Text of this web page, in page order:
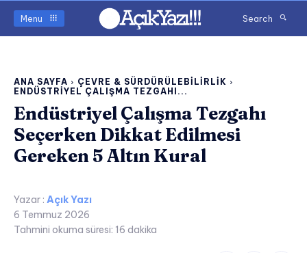
Menu Search
ANA SAYFA
ÇEVRE & SÜRDÜRÜLEBILIRLIK
ENDÜSTRIYEL ÇALIŞMA TEZGAHI...
Endüstriyel Çalışma Tezgahı
Seçerken Dikkat Edilmesi
Gereken 5 Altın Kural
Yazar : Açık Yazı
6 Temmuz 2026
Tahmini okuma süresi: 16 dakika